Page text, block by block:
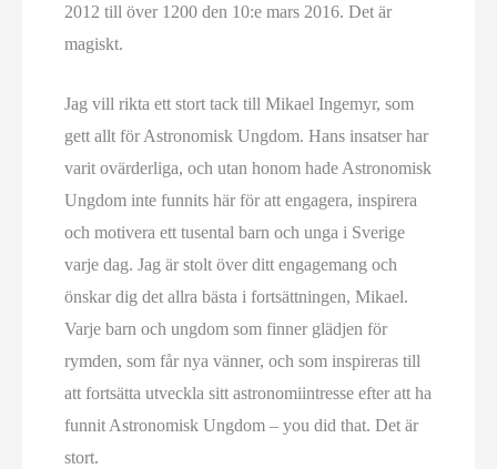
2012 till över 1200 den 10:e mars 2016. Det är
magiskt.
Jag vill rikta ett stort tack till Mikael Ingemyr, som
gett allt för Astronomisk Ungdom. Hans insatser har
varit ovärderliga, och utan honom hade Astronomisk
Ungdom inte funnits här för att engagera, inspirera
och motivera ett tusental barn och unga i Sverige
varje dag. Jag är stolt över ditt engagemang och
önskar dig det allra bästa i fortsättningen, Mikael.
Varje barn och ungdom som finner glädjen för
rymden, som får nya vänner, och som inspireras till
att fortsätta utveckla sitt astronomiintresse efter att ha
funnit Astronomisk Ungdom – you did that. Det är
stort.